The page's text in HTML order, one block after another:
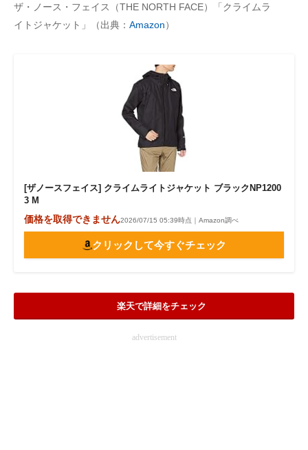
ザ・ノース・フェイス（THE NORTH FACE）「クライムラ
イトジャケット」（出典： Amazon）
[ザノースフェイス] クライムライトジャケット ブラックNP1200
3 M
価格を取得できません2026/07/15 05:39時点｜Amazon調べ
クリックして今すぐチェック
楽天で詳細をチェック
advertisement